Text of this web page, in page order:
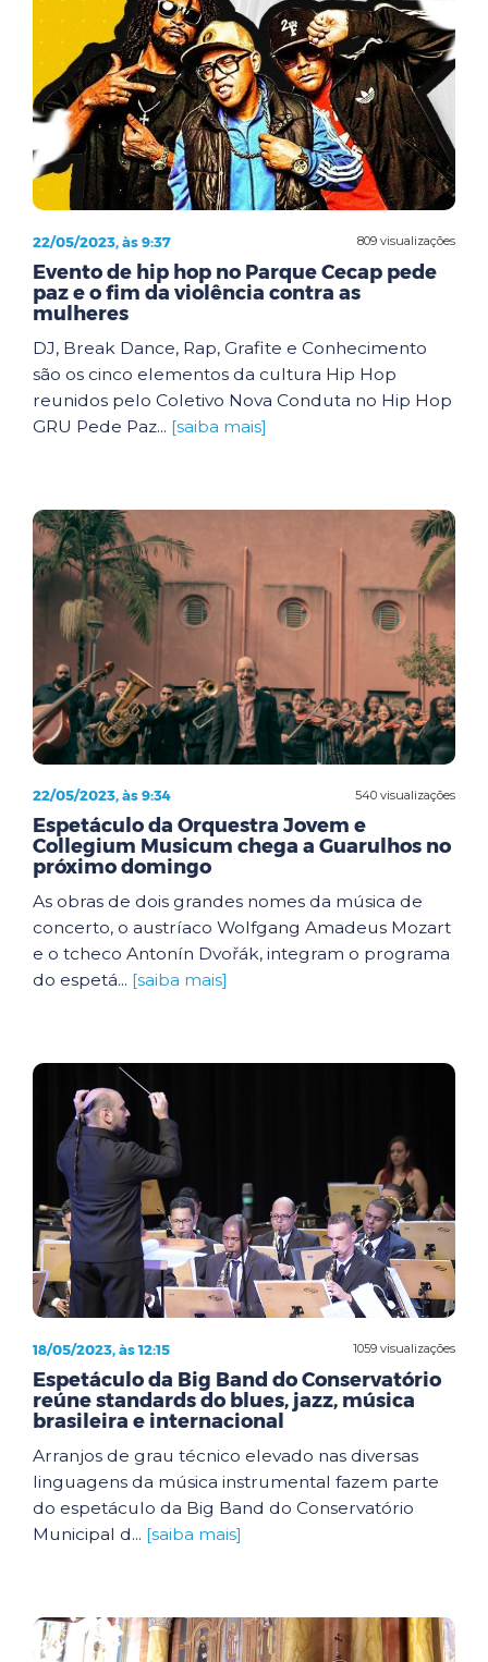
809 visualizações
22/05/2023, às 9:37
Evento de hip hop no Parque Cecap pede
paz e o fim da violência contra as
mulheres
DJ, Break Dance, Rap, Grafite e Conhecimento
são os cinco elementos da cultura Hip Hop
reunidos pelo Coletivo Nova Conduta no Hip Hop
GRU Pede Paz... [saiba mais]
540 visualizações
22/05/2023, às 9:34
Espetáculo da Orquestra Jovem e
Collegium Musicum chega a Guarulhos no
próximo domingo
As obras de dois grandes nomes da música de
concerto, o austríaco Wolfgang Amadeus Mozart
e o tcheco Antonín Dvořák, integram o programa
do espetá... [saiba mais]
1059 visualizações
18/05/2023, às 12:15
Espetáculo da Big Band do Conservatório
reúne standards do blues, jazz, música
brasileira e internacional
Arranjos de grau técnico elevado nas diversas
linguagens da música instrumental fazem parte
do espetáculo da Big Band do Conservatório
Municipal d... [saiba mais]